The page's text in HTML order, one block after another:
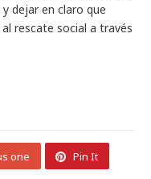
dejar en claro que
rescate social a través
one Pin It